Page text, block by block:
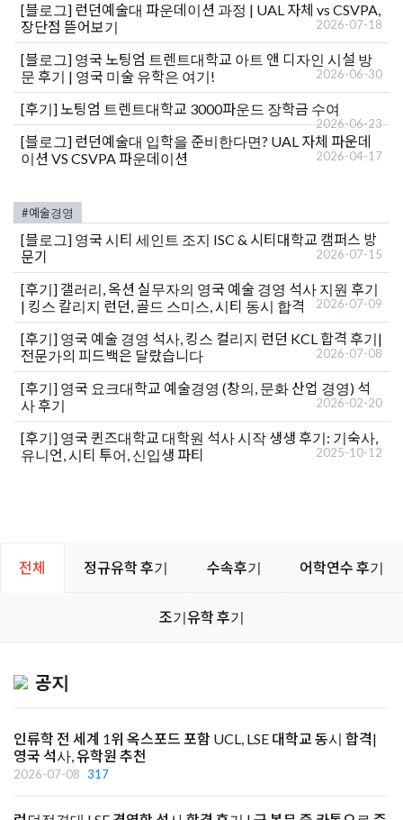
[블로그] 런던예술대 파운데이션 과정 | UAL 자체 vs CSVPA,
장단점 뜯어보기
2026-07-18
[블로그] 영국 노팅엄 트렌트대학교 아트 앤 디자인 시설 방
문 후기 | 영국 미술 유학은 여기!
2026-06-30
[후기] 노팅엄 트렌트대학교 3000파운드 장학금 수여
2026-06-23
[블로그] 런던예술대 입학을 준비한다면? UAL 자체 파운데
이션 VS CSVPA 파운데이션
2026-04-17
#예술경영
[블로그] 영국 시티 세인트 조지 ISC & 시티대학교 캠퍼스 방
문기
2026-07-15
[후기] 갤러리, 옥션 실무자의 영국 예술 경영 석사 지원 후기
| 킹스 칼리지 런던, 골드 스미스, 시티 동시 합격
2026-07-09
[후기] 영국 예술 경영 석사, 킹스 컬리지 런던 KCL 합격 후기|
전문가의 피드백은 달랐습니다
2026-07-08
[후기] 영국 요크대학교 예술경영 (창의, 문화 산업 경영) 석
사 후기
2026-02-20
[후기] 영국 퀸즈대학교 대학원 석사 시작 생생 후기: 기숙사,
유니언, 시티 투어, 신입생 파티
2025-10-12
전체 정규유학 후기 수속후기 어학연수 후기
조기유학 후기
공지
인류학 전 세계 1위 옥스포드 포함 UCL, LSE 대학교 동시 합격|
영국 석사, 유학원 추천
2026-07-08 317